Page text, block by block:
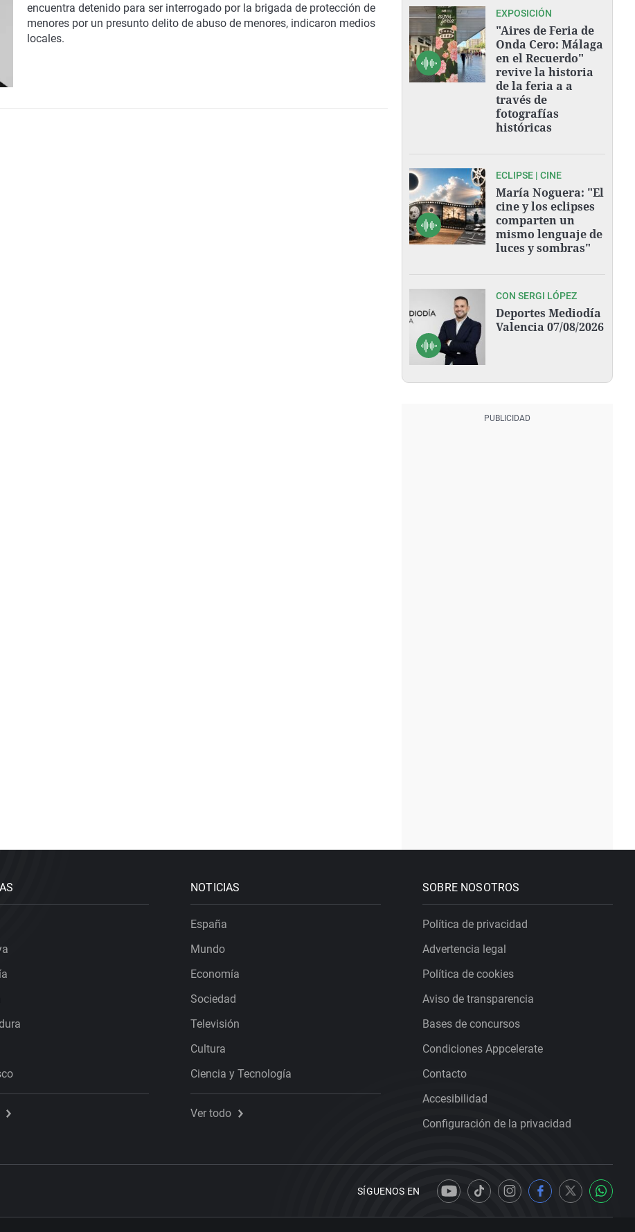
encuentra detenido para ser interrogado por la brigada de protección de
menores por un presunto delito de abuso de menores, indicaron medios
locales.
EXPOSICIÓN
"Aires de Feria de
Onda Cero: Málaga
en el Recuerdo"
revive la historia
de la feria a a
través de
fotografías
históricas
ECLIPSE | CINE
María Noguera: "El
cine y los eclipses
comparten un
mismo lenguaje de
luces y sombras"
CON SERGI LÓPEZ
Deportes Mediodía
Valencia 07/08/2026
NOTICIAS
España
Mundo
Economía
Sociedad
Televisión
Cultura
Ciencia y Tecnología
Ver todo
SOBRE NOSOTROS
Política de privacidad
Advertencia legal
Política de cookies
Aviso de transparencia
Bases de concursos
Condiciones Appcelerate
Contacto
Accesibilidad
Configuración de la privacidad
SÍGUENOS EN